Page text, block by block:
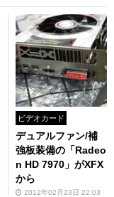
ビデオカード
デュアルファン/補
強板装備の「Radeo
n HD 7970」がXFX
から
2012年02月23日 22:03